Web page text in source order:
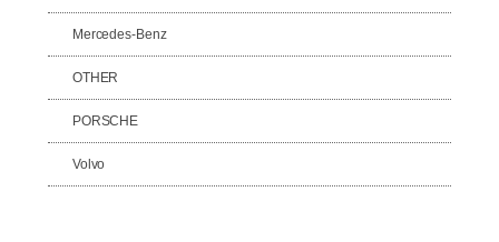
Mercedes-Benz
OTHER
PORSCHE
Volvo